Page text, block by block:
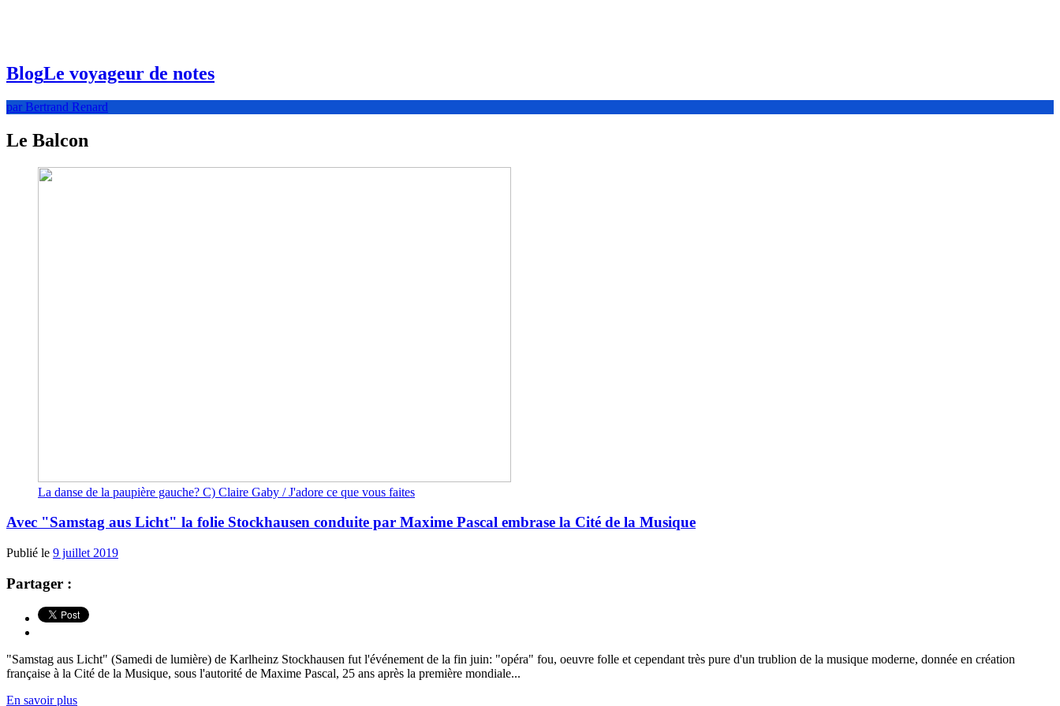
BlogLe voyageur de notes
par Bertrand Renard
Le Balcon
La danse de la paupière gauche? C) Claire Gaby / J'adore ce que vous faites
Avec "Samstag aus Licht" la folie Stockhausen conduite par Maxime Pascal embrase la Cité de la Musique
Publié le 9 juillet 2019
Partager :
"Samstag aus Licht" (Samedi de lumière) de Karlheinz Stockhausen fut l'événement de la fin juin: "opéra" fou, oeuvre folle et cependant très pure d'un trublion de la musique moderne, donnée en création
française à la Cité de la Musique, sous l'autorité de Maxime Pascal, 25 ans après la première mondiale...
En savoir plus